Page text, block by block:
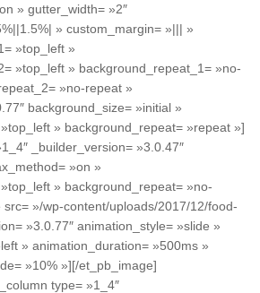
» gutter_width= »2″
» custom_margin= »||| »
»top_left »
»top_left » background_repeat_1= »no-
»no-repeat »
background_size= »initial »
» background_repeat= »repeat »]
_builder_version= »3.0.47″
»on »
» background_repeat= »no-
»/wp-content/uploads/2017/12/food-
»3.0.77″ animation_style= »slide »
» animation_duration= »500ms »
»10% »][/et_pb_image]
type= »1_4″